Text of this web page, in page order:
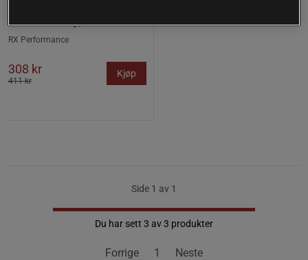
Diane Tank Top, Dark Blue
RX Performance
308 kr
411 kr
Kjøp
Side 1 av 1
Du har sett 3 av 3 produkter
Forrige 1 Neste